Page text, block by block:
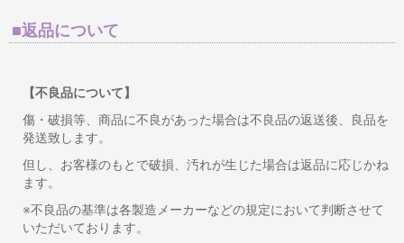
■返品について
【不良品について】
傷・破損等、商品に不良があった場合は不良品の返送後、良品を
発送致します。
但し、お客様のもとで破損、汚れが生じた場合は返品に応じかね
ます。
※不良品の基準は各製造メーカーなどの規定において判断させて
いただいております。